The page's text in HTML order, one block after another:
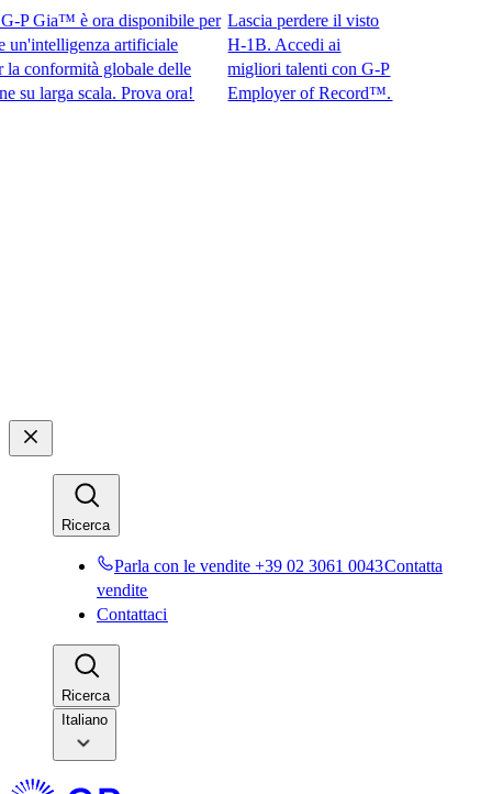
è ora disponibile per
artificiale
globale delle
larga scala. Prova ora!​​
Lascia perdere il visto
H-1B. Accedi ai
migliori talenti con G-P
Employer of Record™.​​
Ricerca​​
Parla con le vendite +39 02 3061 0043​​Contatta
vendite​​
Contattaci​​
Ricerca​​
Italiano